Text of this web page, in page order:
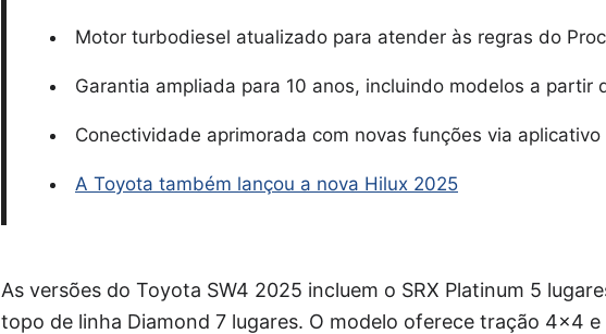
Motor turbodiesel atualizado para atender às regras do
Garantia ampliada para 10 anos, incluindo modelos a partir
Conectividade aprimorada com novas funções via aplicativo
A Toyota também lançou a nova Hilux 2025
As versões do Toyota SW4 2025 incluem o SRX Platinum 5
topo de linha Diamond 7 lugares. O modelo oferece tração 4×4